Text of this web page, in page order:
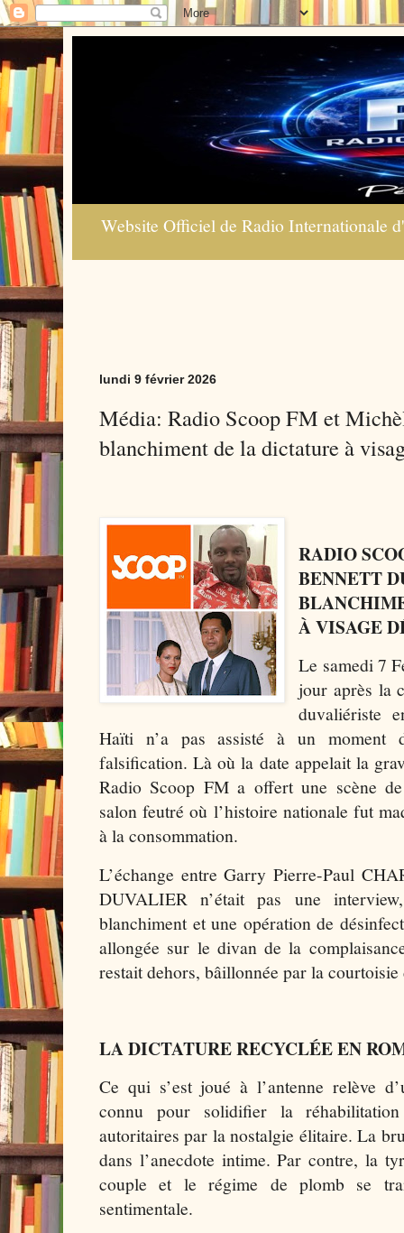
Website Officiel de Radio Internationale
lundi 9 février 2026
Média: Radio Scoop FM et
blanchiment de la dictature à
RADIO
BENNETT
À VISAGE
Le samedi 7
jour après la
duvaliériste
Haïti n’a pas assisté à un moment
falsification. Là où la date appelait la
Radio Scoop FM a offert une scène
salon feutré où l’histoire nationale fut
à la consommation.
L’échange entre Garry Pierre-Paul
DUVALIER n’était pas une
blanchiment et une opération de
allongée sur le divan de la
restait dehors, bâillonnée par la courtoisie
LA DICTATURE RECYCLÉE EN
Ce qui s’est joué à l’antenne relève
connu pour solidifier la
autoritaires par la nostalgie élitaire. La
dans l’anecdote intime. Par contre, la
couple et le régime de plomb se
sentimentale.